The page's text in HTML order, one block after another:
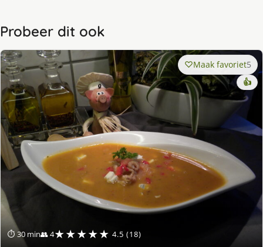
Probeer dit ook
⏱ 30 min👥 4★★★★★ 4.5 (18)
Maak favoriet5
👍